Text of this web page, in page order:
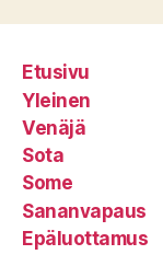
Etusivu
Yleinen
Venäjä
Sota
Some
Sananvapaus
Epäluottamus